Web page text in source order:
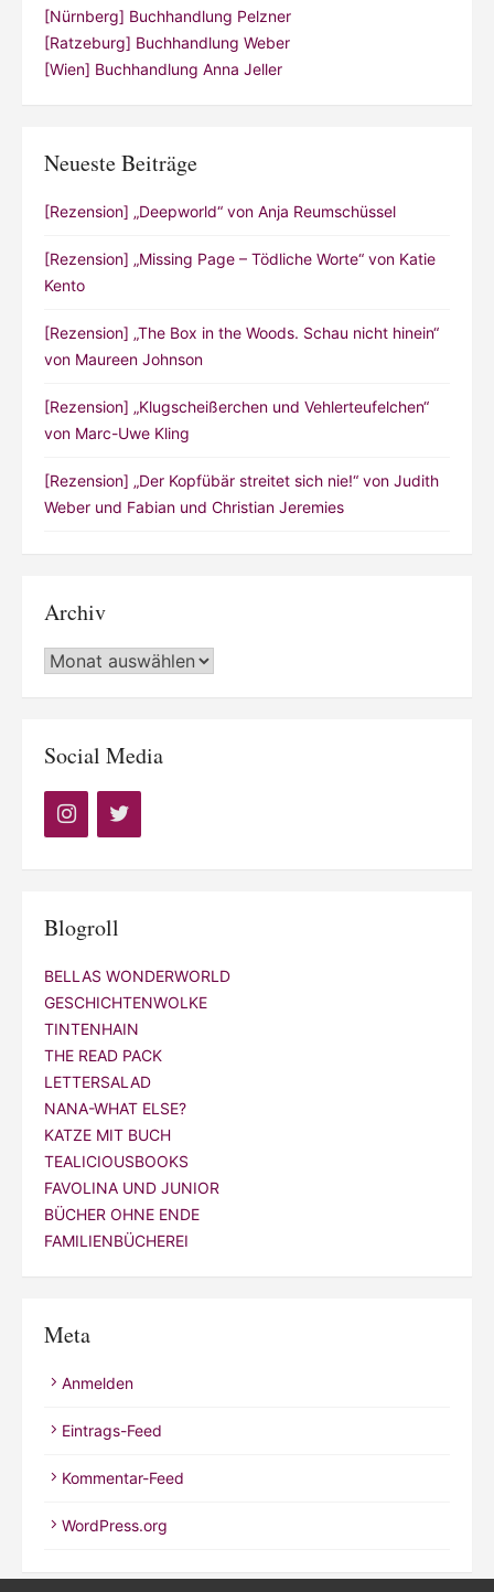
[Nürnberg] Buchhandlung Pelzner
[Ratzeburg] Buchhandlung Weber
[Wien] Buchhandlung Anna Jeller
Neueste Beiträge
[Rezension] „Deepworld“ von Anja Reumschüssel
[Rezension] „Missing Page – Tödliche Worte“ von Katie
Kento
[Rezension] „The Box in the Woods. Schau nicht hinein“
von Maureen Johnson
[Rezension] „Klugscheißerchen und Vehlerteufelchen“
von Marc-Uwe Kling
[Rezension] „Der Kopfübär streitet sich nie!“ von Judith
Weber und Fabian und Christian Jeremies
Archiv
Archiv
Social Media
Blogroll
BELLAS WONDERWORLD
GESCHICHTENWOLKE
TINTENHAIN
THE READ PACK
LETTERSALAD
NANA-WHAT ELSE?
KATZE MIT BUCH
TEALICIOUSBOOKS
FAVOLINA UND JUNIOR
BÜCHER OHNE ENDE
FAMILIENBÜCHEREI
Meta
Anmelden
Eintrags-Feed
Kommentar-Feed
WordPress.org